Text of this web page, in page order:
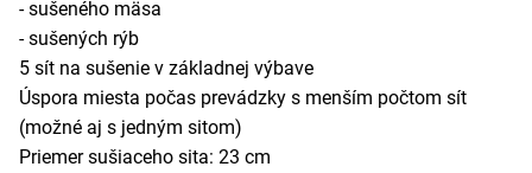
- sušeného mäsa
- sušených rýb
5 sít na sušenie v základnej výbave
Úspora miesta počas prevádzky s menším počtom sít
(možné aj s jedným sitom)
Priemer sušiaceho sita: 23 cm